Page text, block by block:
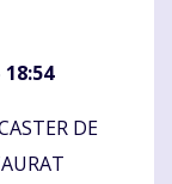
18:54
DE